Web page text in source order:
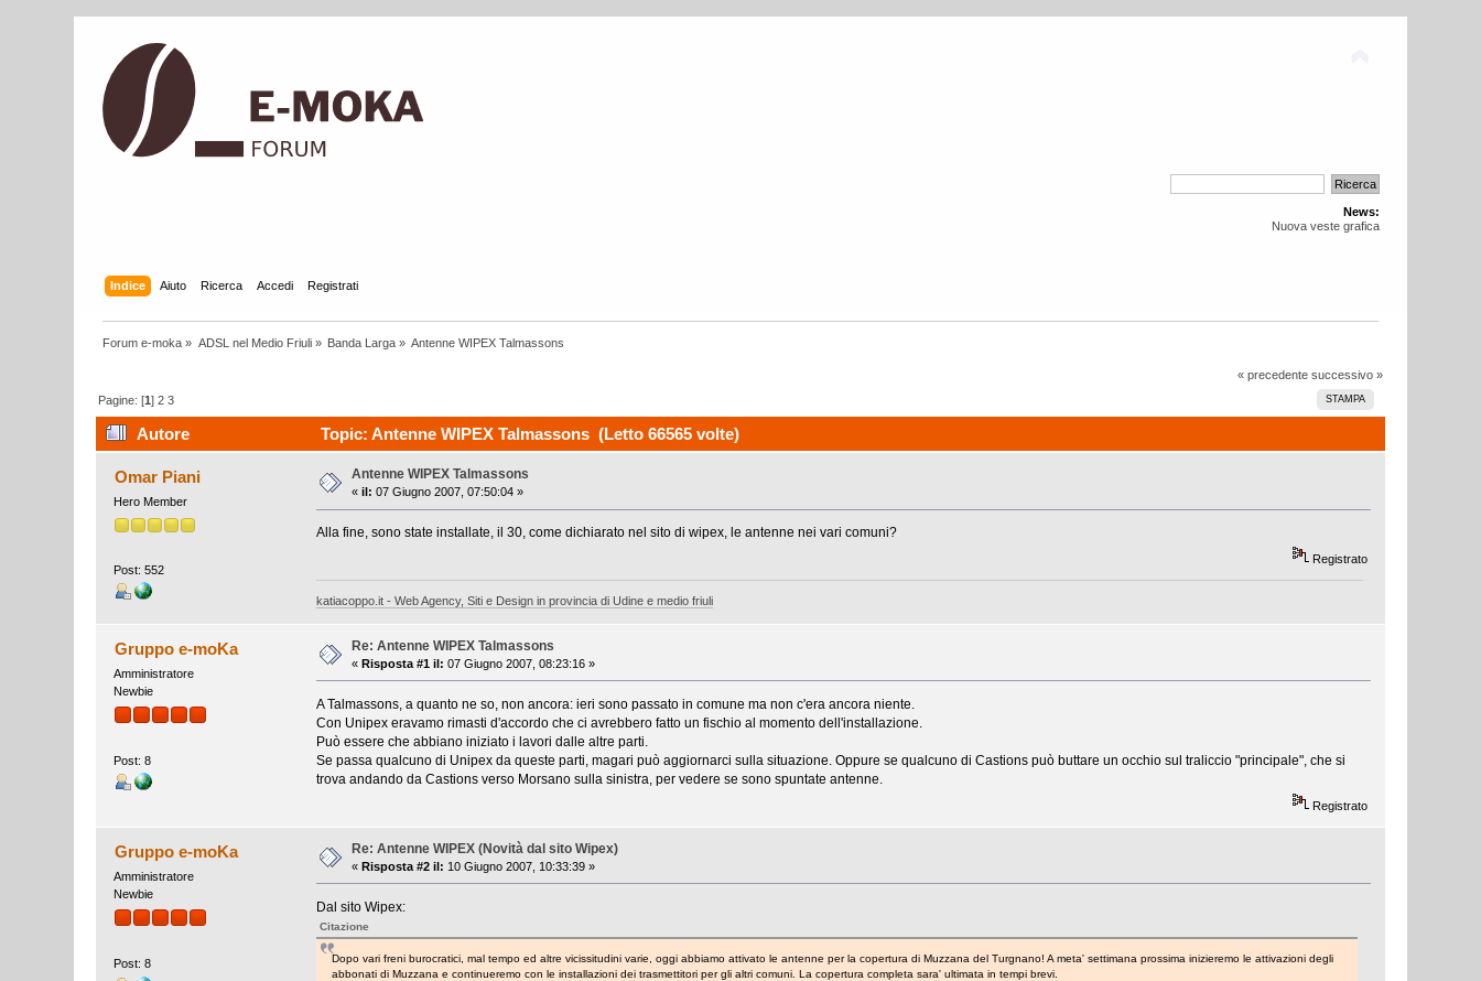
News:
Nuova veste grafica
Indice Aiuto Ricerca Accedi Registrati
Forum e-moka » ADSL nel Medio Friuli» Banda Larga » Antenne WIPEX Talmassons
« precedente successivo »
STAMPA
Pagine: [1]2 3
Autore Topic: Antenne WIPEX Talmassons (Letto 66565 volte)
Omar Piani
Hero Member
Post: 552
Antenne WIPEX Talmassons
«il: 07 Giugno 2007, 07:50:04 »
Alla fine, sono state installate, il 30, come dichiarato nel sito di wipex, le antenne nei vari comuni?
Registrato
katiacoppo.it - Web Agency, Siti e Design in provincia di Udine e medio friuli
Gruppo e-moKa
Amministratore
Newbie
Post: 8
Re: Antenne WIPEX Talmassons
«Risposta #1 il: 07 Giugno 2007, 08:23:16 »
A Talmassons, a quanto ne so, non ancora: ieri sono passato in comune ma non c'era ancora niente.
Con Unipex eravamo rimasti d'accordo che ci avrebbero fatto un fischio al momento dell'installazione.
Può essere che abbiano iniziato i lavori dalle altre parti.
Se passa qualcuno di Unipex da queste parti, magari può aggiornarci sulla situazione. Oppure se qualcuno di Castions può buttare un occhio sul traliccio "principale", che si
trova andando da Castions verso Morsano sulla sinistra, per vedere se sono spuntate antenne.
Registrato
Gruppo e-moKa
Amministratore
Newbie
Post: 8
Re: Antenne WIPEX (Novità dal sito Wipex)
«Risposta #2 il: 10 Giugno 2007, 10:33:39 »
Dal sito Wipex:
Citazione
Dopo vari freni burocratici, mal tempo ed altre vicissitudini varie, oggi abbiamo attivato le antenne per la copertura di Muzzana del Turgnano! A meta' settimana prossima inizieremo le attivazioni degli
abbonati di Muzzana e continueremo con le installazioni dei trasmettitori per gli altri comuni. La copertura completa sara' ultimata in tempi brevi.